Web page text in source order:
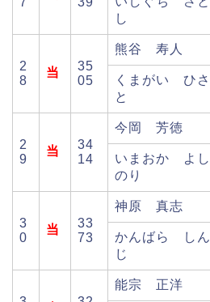
し
2
8
当
35
05
熊谷 寿人
くまがい ひさ
と
2
9
当
34
14
今岡 芳徳
いまおか よし
のり
3
0
当
33
73
神原 真志
かんばら しん
じ
能宗 正洋